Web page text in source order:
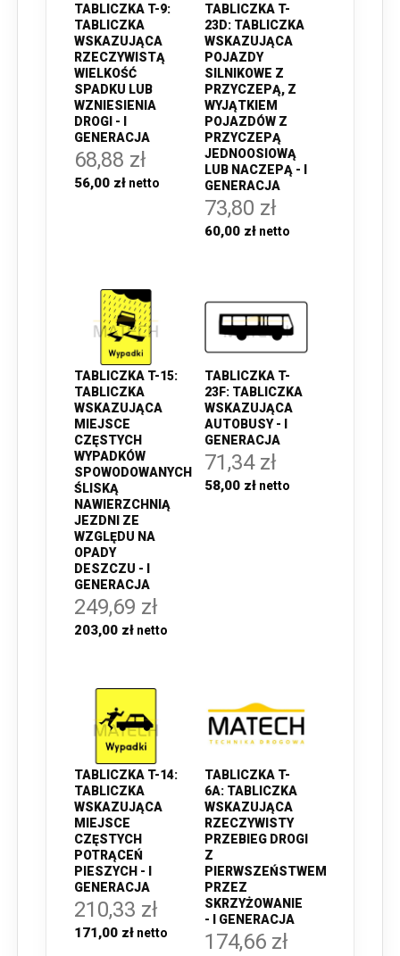
TABLICZKA T-9:
TABLICZKA
WSKAZUJĄCA
RZECZYWISTĄ
WIELKOŚĆ
SPADKU LUB
WZNIESIENIA
DROGI - I
GENERACJA
68,88 zł
56,00 zł
TABLICZKA T-
23D: TABLICZKA
WSKAZUJĄCA
POJAZDY
SILNIKOWE Z
PRZYCZEPĄ, Z
WYJĄTKIEM
POJAZDÓW Z
PRZYCZEPĄ
JEDNOOSIOWĄ
LUB NACZEPĄ - I
GENERACJA
73,80 zł
60,00 zł
TABLICZKA T-15:
TABLICZKA
WSKAZUJĄCA
MIEJSCE
CZĘSTYCH
WYPADKÓW
SPOWODOWANYCH
ŚLISKĄ
NAWIERZCHNIĄ
JEZDNI ZE
WZGLĘDU NA
OPADY
DESZCZU - I
GENERACJA
249,69 zł
203,00 zł
TABLICZKA T-
23F: TABLICZKA
WSKAZUJĄCA
AUTOBUSY - I
GENERACJA
71,34 zł
58,00 zł
TABLICZKA T-14:
TABLICZKA
WSKAZUJĄCA
MIEJSCE
CZĘSTYCH
POTRĄCEŃ
PIESZYCH - I
GENERACJA
210,33 zł
171,00 zł
TABLICZKA T-
6A: TABLICZKA
WSKAZUJĄCA
RZECZYWISTY
PRZEBIEG DROGI
Z
PIERWSZEŃSTWEM
PRZEZ
SKRZYŻOWANIE
- I GENERACJA
174,66 zł